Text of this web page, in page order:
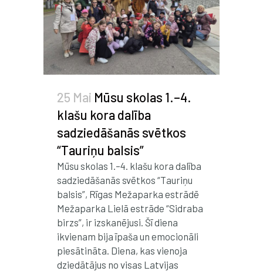
25 Mai Mūsu skolas 1.–4.
klašu kora dalība
sadziedāšanās svētkos
“Tauriņu balsis”
Mūsu skolas 1.–4. klašu kora dalība
sadziedāšanās svētkos “Tauriņu
balsis”, Rīgas Mežaparka estrādē
Mežaparka Lielā estrāde “Sidraba
birzs”, ir izskanējusi. Šī diena
ikvienam bija īpaša un emocionāli
piesātināta. Diena, kas vienoja
dziedātājus no visas Latvijas